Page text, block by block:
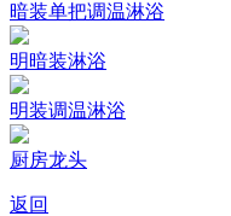
暗装单把调温淋浴
明暗装淋浴
明装调温淋浴
厨房龙头
返回